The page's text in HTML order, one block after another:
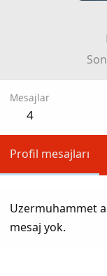
Mesajlar
4
Profil mesajları
Uzermuhammet
mesaj yok.